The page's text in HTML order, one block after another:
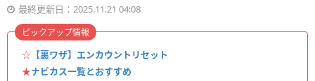
最終更新日：2025.11.21 04:08
☆ 【裏ワザ】エンカウントリセット
★ナビカス一覧とおすすめ
ピックアップ情報